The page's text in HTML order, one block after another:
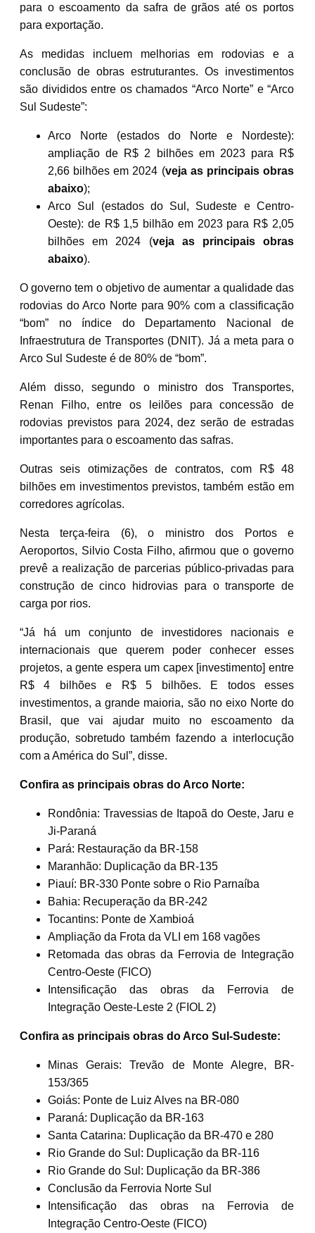
para o escoamento da safra de grãos até os portos
para exportação.
As medidas incluem melhorias em rodovias e a
conclusão de obras estruturantes. Os investimentos
são divididos entre os chamados “Arco Norte” e “Arco
Sul Sudeste”:
Arco Norte (estados do Norte e Nordeste):
ampliação de R$ 2 bilhões em 2023 para R$
2,66 bilhões em 2024 (veja as principais obras
abaixo);
Arco Sul (estados do Sul, Sudeste e Centro-
Oeste): de R$ 1,5 bilhão em 2023 para R$ 2,05
bilhões em 2024 (veja as principais obras
abaixo).
O governo tem o objetivo de aumentar a qualidade das
rodovias do Arco Norte para 90% com a classificação
“bom” no índice do Departamento Nacional de
Infraestrutura de Transportes (DNIT). Já a meta para o
Arco Sul Sudeste é de 80% de “bom”.
Além disso, segundo o ministro dos Transportes,
Renan Filho, entre os leilões para concessão de
rodovias previstos para 2024, dez serão de estradas
importantes para o escoamento das safras.
Outras seis otimizações de contratos, com R$ 48
bilhões em investimentos previstos, também estão em
corredores agrícolas.
Nesta terça-feira (6), o ministro dos Portos e
Aeroportos, Silvio Costa Filho, afirmou que o governo
prevê a realização de parcerias público-privadas para
construção de cinco hidrovias para o transporte de
carga por rios.
“Já há um conjunto de investidores nacionais e
internacionais que querem poder conhecer esses
projetos, a gente espera um capex [investimento] entre
R$ 4 bilhões e R$ 5 bilhões. E todos esses
investimentos, a grande maioria, são no eixo Norte do
Brasil, que vai ajudar muito no escoamento da
produção, sobretudo também fazendo a interlocução
com a América do Sul”, disse.
Confira as principais obras do Arco Norte:
Rondônia: Travessias de Itapoã do Oeste, Jaru e
Ji-Paraná
Pará: Restauração da BR-158
Maranhão: Duplicação da BR-135
Piauí: BR-330 Ponte sobre o Rio Parnaíba
Bahia: Recuperação da BR-242
Tocantins: Ponte de Xambioá
Ampliação da Frota da VLI em 168 vagões
Retomada das obras da Ferrovia de Integração
Centro-Oeste (FICO)
Intensificação das obras da Ferrovia de
Integração Oeste-Leste 2 (FIOL 2)
Confira as principais obras do Arco Sul-Sudeste:
Minas Gerais: Trevão de Monte Alegre, BR-
153/365
Goiás: Ponte de Luiz Alves na BR-080
Paraná: Duplicação da BR-163
Santa Catarina: Duplicação da BR-470 e 280
Rio Grande do Sul: Duplicação da BR-116
Rio Grande do Sul: Duplicação da BR-386
Conclusão da Ferrovia Norte Sul
Intensificação das obras na Ferrovia de
Integração Centro-Oeste (FICO)